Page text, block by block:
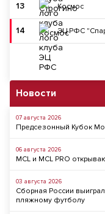
13 Космос
14 ЭЦ РФС
Новости
07 августа 2026
Предсезонный Кубок
06 августа 2026
MCL и MCL PRO
03 августа 2026
Сборная России
пляжному футболу